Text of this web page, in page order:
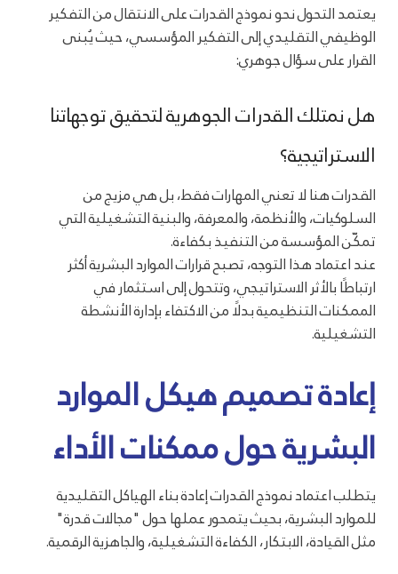
يعتمد التحول نحو نموذج القدرات على الانتقال من التفكير
الوظيفي التقليدي إلى التفكير المؤسسي، حيث يُبنى
القرار على سؤال جوهري:
هل نمتلك القدرات الجوهرية لتحقيق توجهاتنا
الاستراتيجية؟
القدرات هنا لا تعني المهارات فقط، بل هي مزيج من
السلوكيات، والأنظمة، والمعرفة، والبنية التشغيلية التي
تمكّن المؤسسة من التنفيذ بكفاءة.
عند اعتماد هذا التوجه، تصبح قرارات الموارد البشرية أكثر
ارتباطًا بالأثر الاستراتيجي، وتتحول إلى استثمار في
الممكنات التنظيمية بدلًا من الاكتفاء بإدارة الأنشطة
التشغيلية.
إعادة تصميم هيكل الموارد
البشرية حول ممكنات الأداء
يتطلب اعتماد نموذج القدرات إعادة بناء الهياكل التقليدية
للموارد البشرية، بحيث يتمحور عملها حول "مجالات قدرة"
مثل القيادة، الابتكار، الكفاءة التشغيلية، والجاهزية الرقمية.